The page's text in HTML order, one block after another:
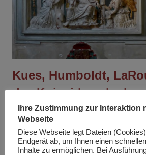
Kues, Humboldt,
das Koinzidenzdenken
Am5. November 2021 Von
Artikel
Nikolaus von Kues, Vordenker des
Ihre Zustimmung zur Interaktion
Webseite
Diese Webseite legt Dateien
Endgerät ab, um Ihnen einen
Inhalte zu ermöglichen. Bei